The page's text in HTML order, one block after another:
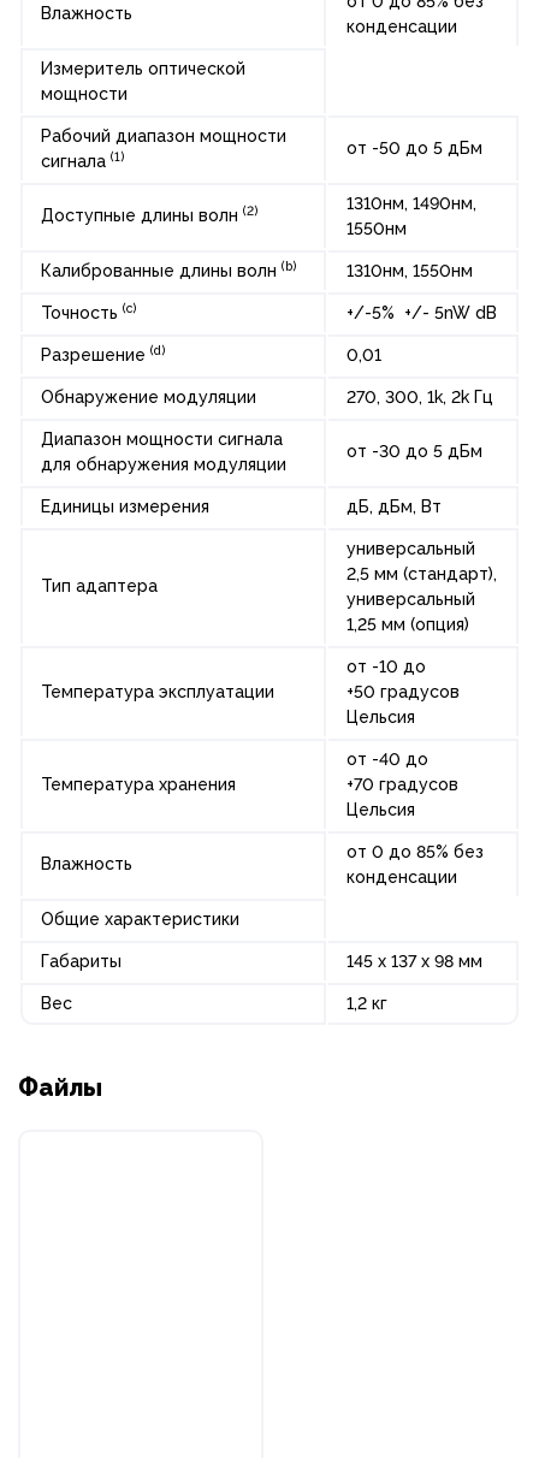
Влажность
конденсации
Измеритель оптической
мощности
Рабочий диапазон мощности
сигнала (1) от -50 до 5 дБм
Доступные длины волн (2)
1310нм, 1490нм,
1550нм
Калиброванные длины волн (b) 1310нм, 1550нм
Точность (c) +/-5% +/- 5nW dB
Разрешение (d) 0,01
Обнаружение модуляции 270, 300, 1k, 2k Гц
Диапазон мощности сигнала
для обнаружения модуляции
от -30 до 5 дБм
Единицы измерения дБ, дБм, Вт
Тип адаптера
универсальный
2,5 мм (стандарт),
универсальный
1,25 мм (опция)
Температура эксплуатации
от -10 до
+50 градусов
Цельсия
Температура хранения
от -40 до
+70 градусов
Цельсия
Влажность
от 0 до 85% без
конденсации
Общие характеристики
Габариты 145 х 137 х 98 мм
Вес 1,2 кг
Файлы